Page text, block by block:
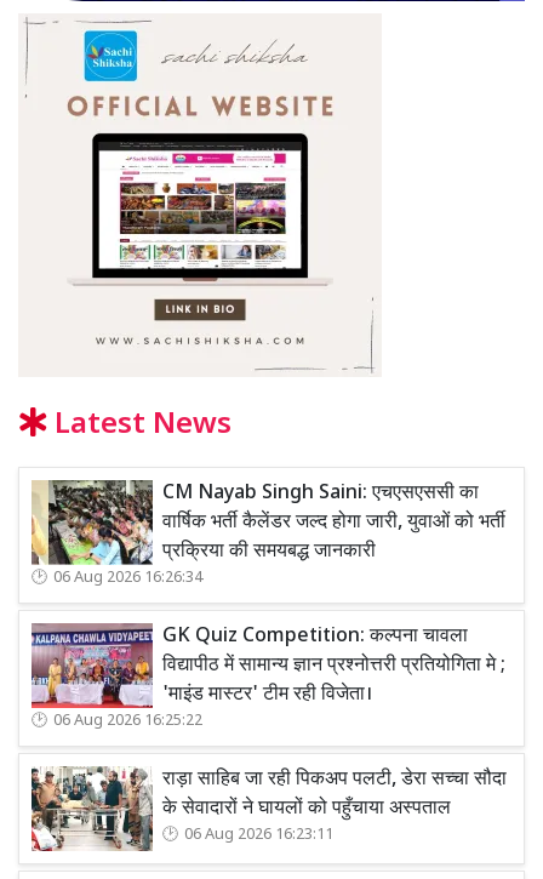
Latest News
CM Nayab Singh Saini: एचएसएससी का
वार्षिक भर्ती कैलेंडर जल्द होगा जारी, युवाओं को भर्ती
प्रक्रिया की समयबद्ध जानकारी
06 Aug 2026 16:26:34
GK Quiz Competition: कल्पना चावला
विद्यापीठ में सामान्य ज्ञान प्रश्नोत्तरी प्रतियोगिता मे ;
'माइंड मास्टर' टीम रही विजेता।
06 Aug 2026 16:25:22
राड़ा साहिब जा रही पिकअप पलटी, डेरा सच्चा सौदा
के सेवादारों ने घायलों को पहुँचाया अस्पताल
06 Aug 2026 16:23:11